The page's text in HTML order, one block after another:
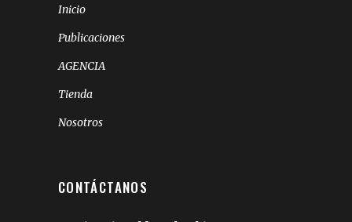
Inicio
Publicaciones
AGENCIA
Tienda
Nosotros
CONTÁCTANOS